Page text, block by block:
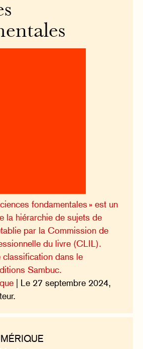
fondamentales » est un
la hiérarchie de sujets de
par la Commission de
du livre (CLIL).
classification dans le
Sambuc.
| Le 27 septembre 2024,